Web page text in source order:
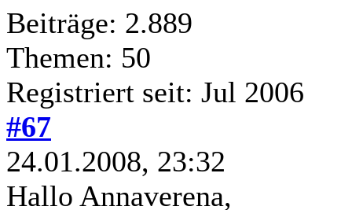
Beiträge: 2.889
Themen: 50
Registriert seit: Jul 2006
#67
24.01.2008, 23:32
Hallo Annaverena,